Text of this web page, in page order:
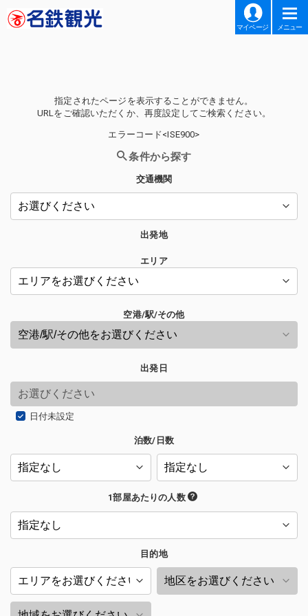
マイページ メニュー
指定されたページを表示することができません。
URLをご確認いただくか、再度設定してご検索ください。
エラーコード<ISE900>
条件から探す
交通機関
出発地
エリア
空港/駅/その他
出発日
日付未設定
泊数/日数
1部屋あたりの人数
目的地